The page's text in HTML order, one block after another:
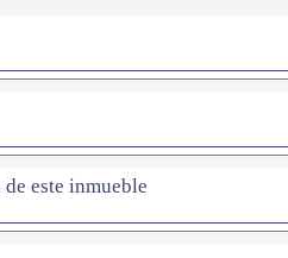
este inmueble